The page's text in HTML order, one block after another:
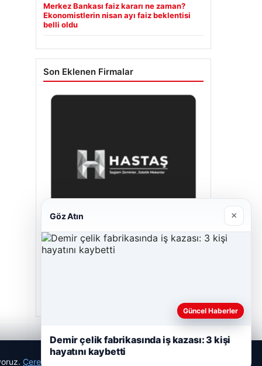
Merkez Bankası faiz kararı ne zaman?
Ekonomistlerin nisan ayı faiz beklentisi
belli oldu
Son Eklenen Firmalar
Hastaş Beton
Çerez Politikamız
Göz Atın ×
Güncel Haberler
Demir çelik fabrikasında iş kazası: 3 kişi
hayatını kaybetti